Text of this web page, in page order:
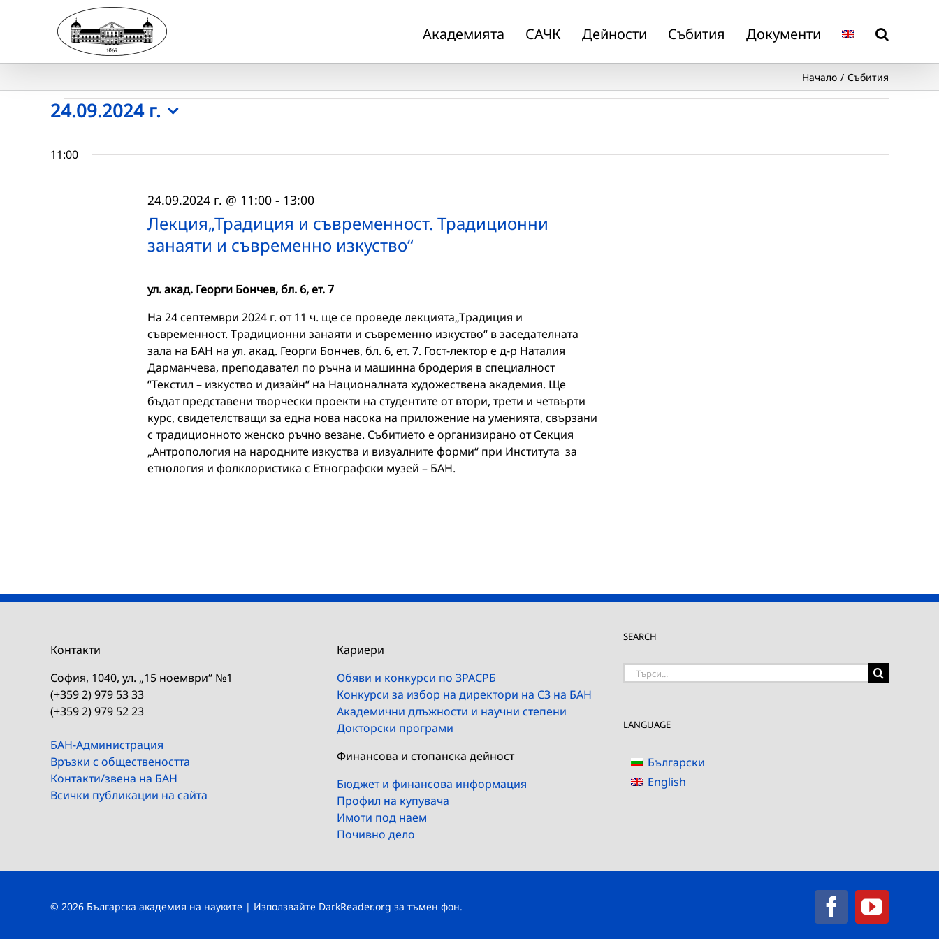
Академията САЧК Дейности Събития Документи
Начало Събития
Събития
for
24.09.2024 г.
date.
11:00
Лекция„Традиция и съвременност. Традиционни
занаяти и съвременно изкуство“
24.09.2024 г. @ 11:00- 13:00
ул. акад. Георги Бончев, бл. 6, ет. 7
На 24 септември 2024 г. от 11 ч. ще се проведе лекцията„Традиция и
съвременност. Традиционни занаяти и съвременно изкуство“ в заседателната
зала на БАН на ул. акад. Георги Бончев, бл. 6, ет. 7. Гост-лектор е д-р Наталия
Дарманчева, преподавател по ръчна и машинна бродерия в специалност
“Текстил – изкуство и дизайн“ на Националната художествена академия. Ще
бъдат представени творчески проекти на студентите от втори, трети и четвърти
курс, свидетелстващи за една нова насока на приложение на уменията, свързани
с традиционното женско ръчно везане. Събитието е организирано от Секция
„Антропология на народните изкуства и визуалните форми“ при Института за
етнология и фолклористика с Етнографски музей – БАН.
Контакти
София, 1040, ул. „15 ноември“ №1
(+359 2) 979 53 33
(+359 2) 979 52 23
БАН-Администрация
Връзки с обществеността
Контакти/звена на БАН
Всички публикации на сайта
Кариери
Обяви и конкурси по ЗРАСРБ
Конкурси за избор на директори на СЗ на БАН
Академични длъжности и научни степени
Докторски програми
Финансова и стопанска дейност
Бюджет и финансова информация
Профил на купувача
Имоти под наем
Почивно дело
SEARCH
Търсене
LANGUAGE
Български
English
© 2026 Българска академия на науките | Използвайте DarkReader.org за тъмен фон. Facebook